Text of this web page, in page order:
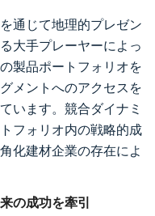
通じて地理的プレゼン
大手プレーヤーによっ
製品ポートフォリオを
メントへのアクセスを
います。競合ダイナミ
フォリオ内の戦略的成
化建材企業の存在によ
の成功を牽引